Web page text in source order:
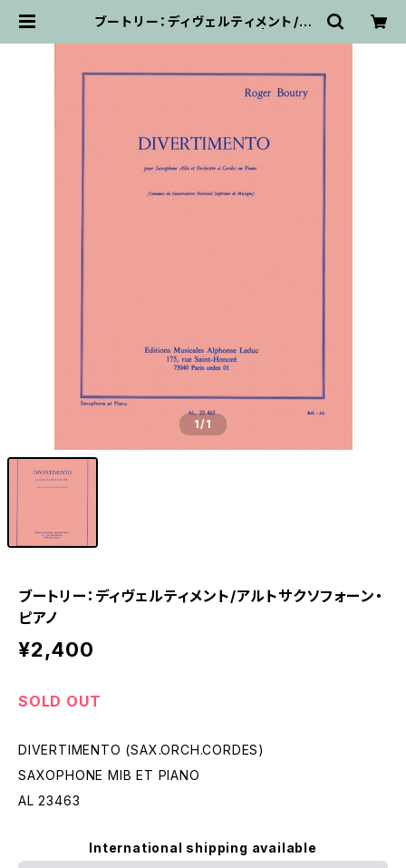
ブートリー：ディヴェルティメント/ア
1/1
ブートリー：ディヴェルティメント/アルトサクソフォーン・
ピアノ
¥2,400
SOLD OUT
DIVERTIMENTO (SAX.ORCH.CORDES)
SAXOPHONE MIB ET PIANO
AL 23463
International shipping available